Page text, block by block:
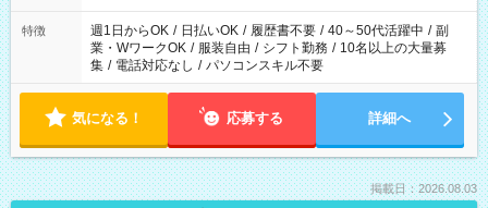
特徴 週1日からOK / 日払いOK / 履歴書不要 / 40～50代活躍中 / 副
業・WワークOK / 服装自由 / シフト勤務 / 10名以上の大量募
集 / 電話対応なし / パソコンスキル不要
気になる！ 応募する 詳細へ
掲載日：2026.08.03